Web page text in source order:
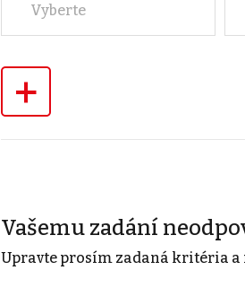
Vyberte
+
Vašemu zadání
Upravte prosím zadaná kritéria a